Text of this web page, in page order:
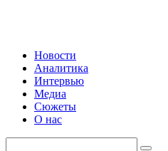
Новости
Аналитика
Интервью
Медиа
Сюжеты
О нас